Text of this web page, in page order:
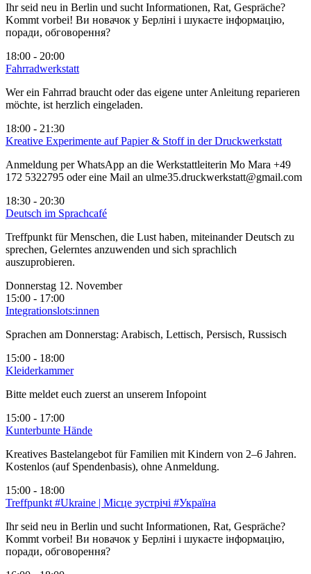
Ihr seid neu in Berlin und sucht Informationen, Rat, Gespräche?
Kommt vorbei! Ви новачок у Берліні і шукаєте інформацію,
поради, обговорення?
18:00 - 20:00
Fahrradwerkstatt
Wer ein Fahrrad braucht oder das eigene unter Anleitung reparieren
möchte, ist herzlich eingeladen.
18:00 - 21:30
Kreative Experimente auf Papier & Stoff in der Druckwerkstatt
Anmeldung per WhatsApp an die Werkstattleiterin Mo Mara +49
172 5322795 oder eine Mail an ulme35.druckwerkstatt@gmail.com
18:30 - 20:30
Deutsch im Sprachcafé
Treffpunkt für Menschen, die Lust haben, miteinander Deutsch zu
sprechen, Gelerntes anzuwenden und sich sprachlich
auszuprobieren.
Donnerstag 12. November
15:00 - 17:00
Integrationslots:innen
Sprachen am Donnerstag: Arabisch, Lettisch, Persisch, Russisch
15:00 - 18:00
Kleiderkammer
Bitte meldet euch zuerst an unserem Infopoint
15:00 - 17:00
Kunterbunte Hände
Kreatives Bastelangebot für Familien mit Kindern von 2–6 Jahren.
Kostenlos (auf Spendenbasis), ohne Anmeldung.
15:00 - 18:00
Treffpunkt #Ukraine | Місце зустрічі #Україна
Ihr seid neu in Berlin und sucht Informationen, Rat, Gespräche?
Kommt vorbei! Ви новачок у Берліні і шукаєте інформацію,
поради, обговорення?